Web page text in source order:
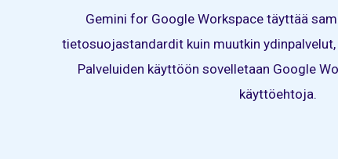
Gemini for Google Workspace täyttää
tietosuojastandardit kuin muutkin ydinpalvelut,
Palveluiden käyttöön sovelletaan Google
käyttöehtoja.